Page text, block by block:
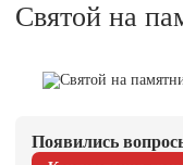
Святой на
Появились